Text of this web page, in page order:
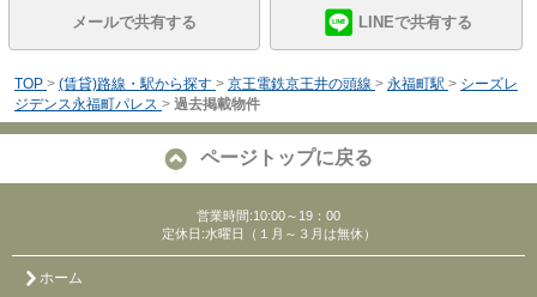
メールで共有する LINEで共有する
TOP > (賃貸)路線・駅から探す > 京王電鉄京王井の頭線 > 永福町駅 > シーズレ
ジデンス永福町パレス > 過去掲載物件
ページトップに戻る
営業時間:10:00～19：00
定休日:水曜日（１月～３月は無休）
ホーム